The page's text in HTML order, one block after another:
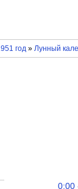
год» Лунный